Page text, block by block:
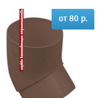
от 80 р.